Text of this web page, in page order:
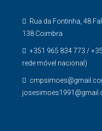
Rua da Fontinha, 48
138 Coimbra
+351 965 834 773 /
rede móvel nacional)